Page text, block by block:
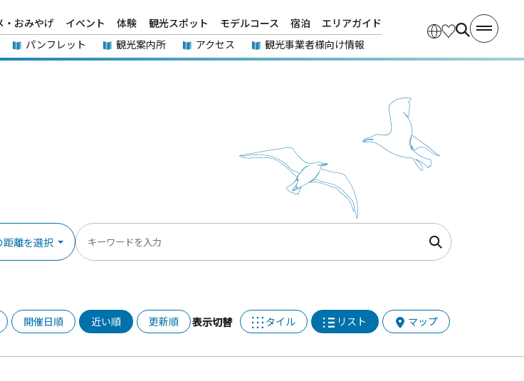
・おみやげ イベント 体験 観光スポット モデルコース 宿泊
エリアガイド
パンフレット 観光案内所 アクセス 観光事業者様向け情報
距離を選択
開催日順 近い順 更新順 表示切替 タイル リスト マップ